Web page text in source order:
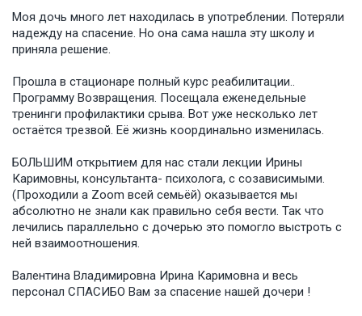
Моя дочь много лет находилась в употреблении. Потеряли
надежду на спасение. Но она сама нашла эту школу и
приняла решение.
Прошла в стационаре полный курс реабилитации..
Программу Возвращения. Посещала еженедельные
тренинги профилактики срыва. Вот уже несколько лет
остаётся трезвой. Её жизнь координально изменилась.
БОЛЬШИМ открытием для нас стали лекции Ирины
Каримовны, консультанта- психолога, с созависимыми.
(Проходили a Zoom всей семьёй) оказывается мы
абсолютно не знали как правильно себя вести. Так что
лечились параллельно с дочерью это помогло выстроть с
ней взаимоотношения.
Валентина Владимировна Ирина Каримовна и весь
персонал СПАСИБО Вам за спасение нашей дочери !